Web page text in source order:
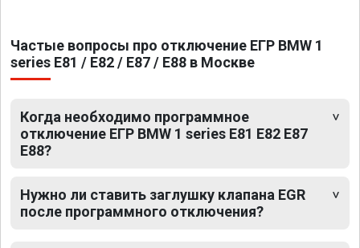
Частые вопросы про отключение ЕГР BMW 1
series E81 / E82 / E87 / E88 в Москве
Когда необходимо программное
отключение ЕГР BMW 1 series E81 E82 E87
E88?
Нужно ли ставить заглушку клапана EGR
после программного отключения?